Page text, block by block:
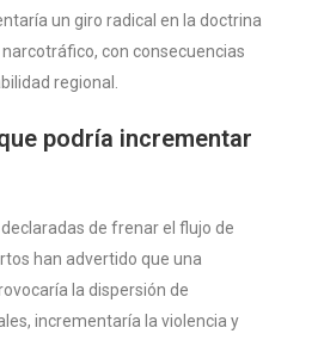
un giro radical en la doctrina
con consecuencias
regional.
podría incrementar
de frenar el flujo de
han advertido que una
la dispersión de
incrementaría la violencia y